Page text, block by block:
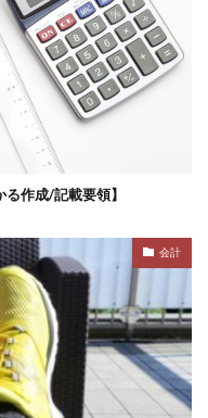
作成/記載要領】
会計